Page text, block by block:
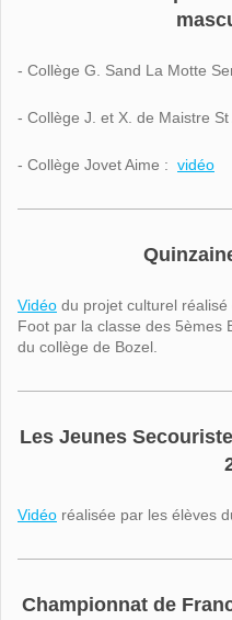
- Collège G. Sand La Motte
- Collège J. et X. de Maistre
- Collège Jovet Aime : vidéo
Vidéo du projet culturel
Foot par la classe des 5èmes
du collège de Bozel.
Les Jeunes
Vidéo réalisée par les élèves
Championnat de